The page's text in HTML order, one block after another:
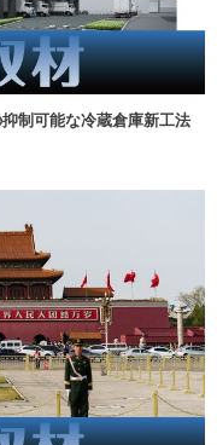
制可能な冷蔵倉庫新工法